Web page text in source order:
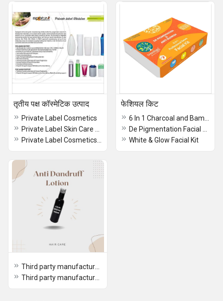
तृतीय पक्ष कॉस्मेटिक उत्पाद
Private Label Cosmetics
फेशियल किट
White & Glow Facial Kit